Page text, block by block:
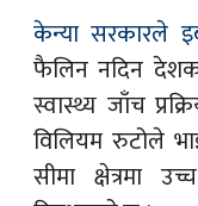
केन्या सरकारले
फैलिन नदिन
स्वास्थ्य जाँच
विलियम रुटोले
सीमा क्षेत्रमा